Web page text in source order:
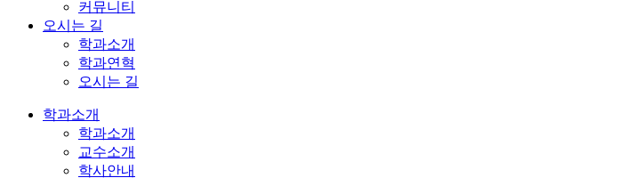
커뮤니티
오시는 길
학과소개
학과연혁
오시는 길
학과소개
학과소개
교수소개
학사안내